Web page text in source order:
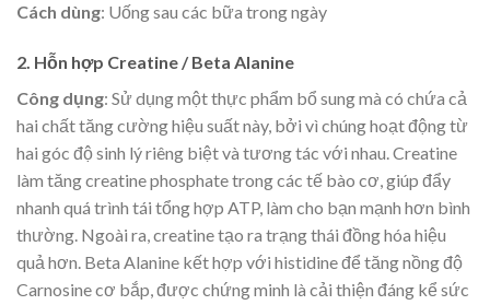
Cách dùng: Uống sau các bữa trong ngày
2. Hỗn hợp Creatine / Beta Alanine
Công dụng: Sử dụng một thực phẩm bổ sung mà có chứa cả
hai chất tăng cường hiệu suất này, bởi vì chúng hoạt động từ
hai góc độ sinh lý riêng biệt và tương tác với nhau. Creatine
làm tăng creatine phosphate trong các tế bào cơ, giúp đẩy
nhanh quá trình tái tổng hợp ATP, làm cho bạn mạnh hơn bình
thường. Ngoài ra, creatine tạo ra trạng thái đồng hóa hiệu
quả hơn. Beta Alanine kết hợp với histidine để tăng nồng độ
Carnosine cơ bắp, được chứng minh là cải thiện đáng kể sức